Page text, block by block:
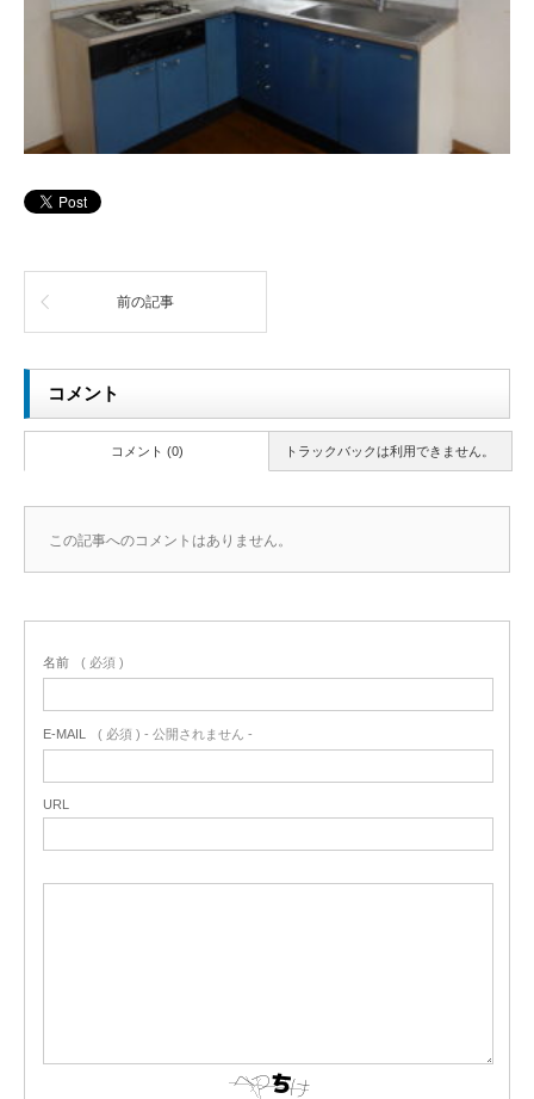
前の記事
コメント
トラックバックは利用できません。
コメント (0)
この記事へのコメントはありません。
名前 ( 必須 )
E-MAIL ( 必須 ) - 公開されません -
URL